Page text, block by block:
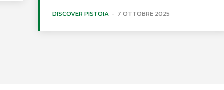
DISCOVER PISTOIA - 7 OTTOBRE 2025